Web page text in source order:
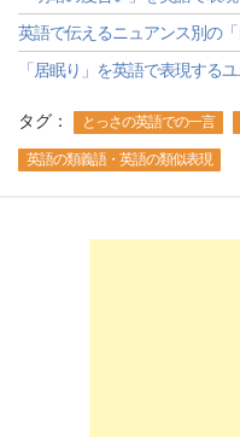
英語で伝えるニュアンス別の
「居眠り」を英語で表現する
タグ： とっさの英語での一言
英語の類義語・英語の類似表現